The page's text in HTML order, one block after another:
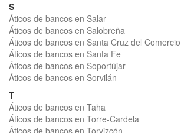
S
Áticos de bancos en Salar
Áticos de bancos en Salobreña
Áticos de bancos en Santa Cruz del Comercio
Áticos de bancos en Santa Fe
Áticos de bancos en Soportújar
Áticos de bancos en Sorvilán
T
Áticos de bancos en Taha
Áticos de bancos en Torre-Cardela
Áticos de bancos en Torvizcón